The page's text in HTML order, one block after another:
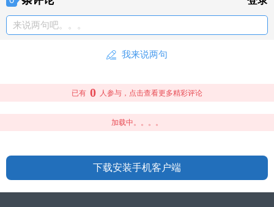
来说两句吧。。。
我来说两句
已有 0 人参与，点击查看更多精彩评论
加载中。。。。
下载安装手机客户端